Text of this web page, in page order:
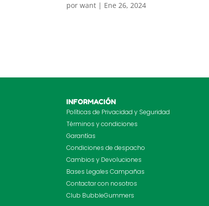
porwant | Ene 26, 2024
INFORMACIÓN
Políticas de Privacidad y Seguridad
Términos y condiciones
Garantías
Condiciones de despacho
Cambios y Devoluciones
Bases Legales Campañas
Contactar con nosotros
Club BubbleGummers